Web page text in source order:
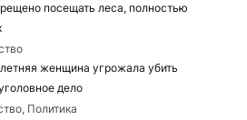
посещать леса, полностью
женщина угрожала убить
дело
Политика